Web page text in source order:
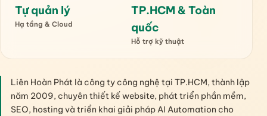
Tự quản lý
Hạ tầng & Cloud
TP.HCM & Toàn
quốc
Hỗ trợ kỹ thuật
Liên Hoàn Phát là công ty công nghệ tại TP.HCM, thành lập
năm 2009, chuyên thiết kế website, phát triển phần mềm,
SEO, hosting và triển khai giải pháp AI Automation cho